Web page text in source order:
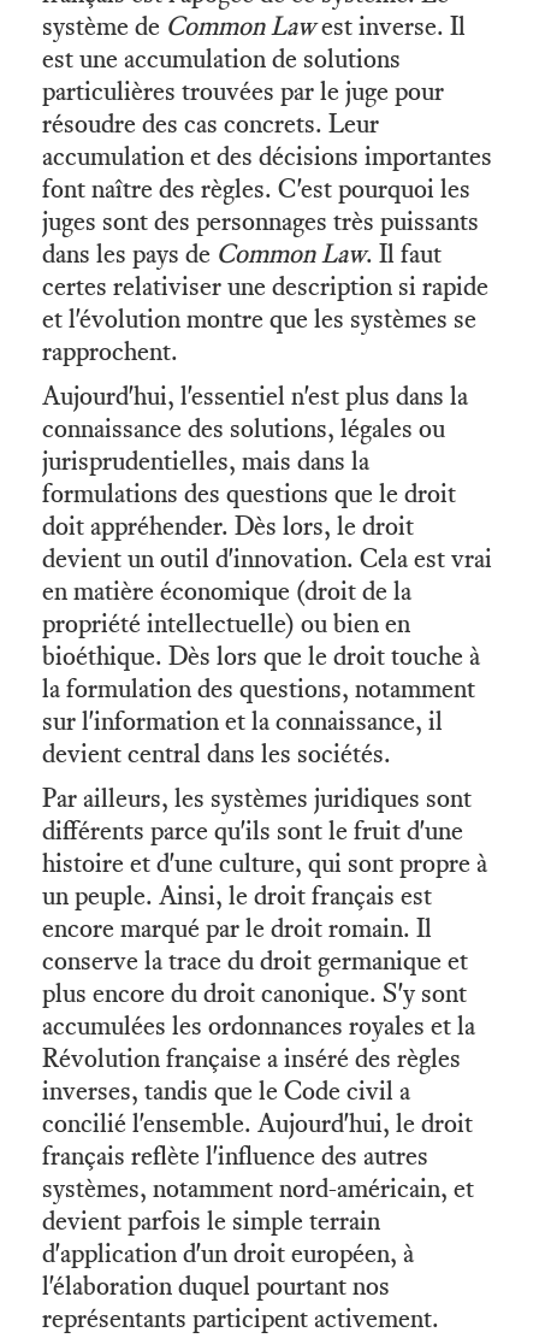
système de Common Lawest inverse. Il
est une accumulation de solutions
particulières trouvées par le juge pour
résoudre des cas concrets. Leur
accumulation et des décisions importantes
font naître des règles. C'est pourquoi les
juges sont des personnages très puissants
dans les pays de Common Law. Il faut
certes relativiser une description si rapide
et l'évolution montre que les systèmes se
rapprochent.
Aujourd'hui, l'essentiel n'est plus dans la
connaissance des solutions, légales ou
jurisprudentielles, mais dans la
formulations des questions que le droit
doit appréhender. Dès lors, le droit
devient un outil d'innovation. Cela est vrai
en matière économique (droit de la
propriété intellectuelle) ou bien en
bioéthique. Dès lors que le droit touche à
la formulation des questions, notamment
sur l'information et la connaissance, il
devient central dans les sociétés.
Par ailleurs, les systèmes juridiques sont
différents parce qu'ils sont le fruit d'une
histoire et d'une culture, qui sont propre à
un peuple. Ainsi, le droit français est
encore marqué par le droit romain. Il
conserve la trace du droit germanique et
plus encore du droit canonique. S'y sont
accumulées les ordonnances royales et la
Révolution française a inséré des règles
inverses, tandis que le Code civil a
concilié l'ensemble. Aujourd'hui, le droit
français reflète l'influence des autres
systèmes, notamment nord-américain, et
devient parfois le simple terrain
d'application d'un droit européen, à
l'élaboration duquel pourtant nos
représentants participent activement.